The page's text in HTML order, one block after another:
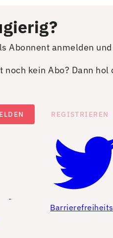
Abonnent anmelden
noch kein Abo? Dann
REGISTRIEREN